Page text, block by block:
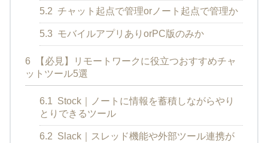
5.2 チャット起点で管理orノート起点で管理か
5.3 モバイルアプリありorPC版のみか
6
【必見】リモートワークに役立つおすすめチャ
ットツール5選
6.1 Stock｜ノートに情報を蓄積しながらやり
とりできるツール
6.2 Slack｜スレッド機能や外部ツール連携が